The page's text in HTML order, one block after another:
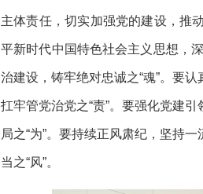
主体责任，切实加强党的建设，推
平新时代中国特色社会主义思想，
治建设，铸牢绝对忠诚之“魂”。要
扛牢管党治党之“责”。要强化党建
局之“为”。要持续正风肃纪，坚持
当之“风”。